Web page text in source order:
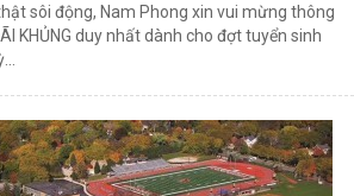
sôi động, Nam Phong xin vui mừng thông
KHỦNG duy nhất dành cho đợt tuyển sinh